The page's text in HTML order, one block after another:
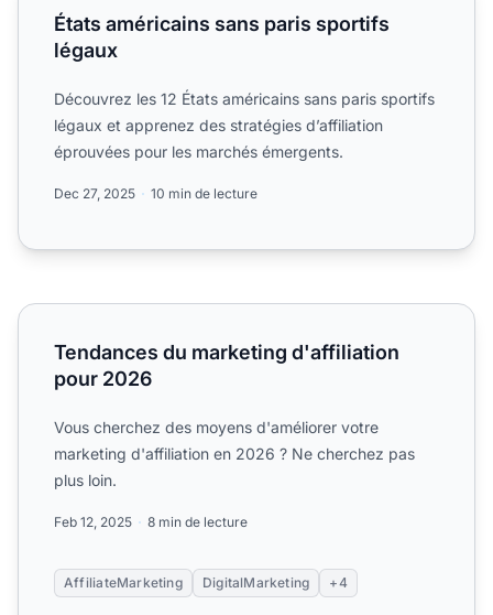
États américains sans paris sportifs
légaux
Découvrez les 12 États américains sans paris sportifs
légaux et apprenez des stratégies d’affiliation
éprouvées pour les marchés émergents.
Dec 27, 2025 10 min de lecture
Tendances du marketing d'affiliation pour 2026
Tendances du marketing d'affiliation
pour 2026
Vous cherchez des moyens d'améliorer votre
marketing d'affiliation en 2026 ? Ne cherchez pas
plus loin.
Feb 12, 2025 8 min de lecture
AffiliateMarketing DigitalMarketing +4